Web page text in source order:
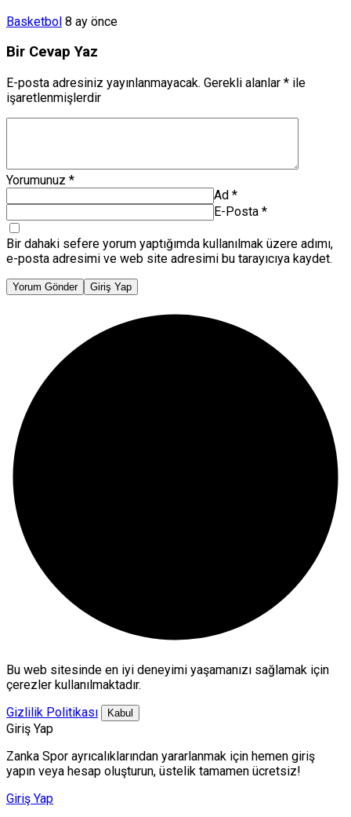
Basketbol 8 ay önce
Bir Cevap Yaz
E-posta adresiniz yayınlanmayacak. Gerekli alanlar * ile
işaretlenmişlerdir
Yorumunuz *
Ad *
E-Posta *
Bir dahaki sefere yorum yaptığımda kullanılmak üzere adımı,
e-posta adresimi ve web site adresimi bu tarayıcıya kaydet.
Yorum Gönder Giriş Yap
Bu web sitesinde en iyi deneyimi yaşamanızı sağlamak için
çerezler kullanılmaktadır.
Gizlilik Politikası
Kabul
Giriş Yap
Zanka Spor ayrıcalıklarından yararlanmak için hemen giriş
yapın veya hesap oluşturun, üstelik tamamen ücretsiz!
Giriş Yap